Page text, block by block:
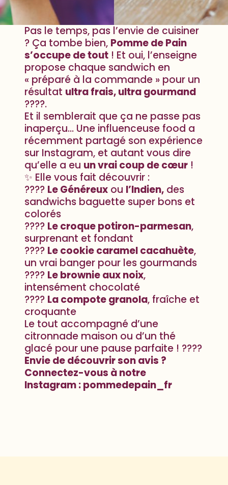
Pas le temps, pas l’envie de cuisiner
? Ça tombe bien, Pomme de Pain
s’occupe de tout ! Et oui, l’enseigne
propose chaque sandwich en
« préparé à la commande » pour un
résultat ultra frais, ultra gourmand
????.
Et il semblerait que ça ne passe pas
inaperçu… Une influenceuse food a
récemment partagé son expérience
sur Instagram, et autant vous dire
qu’elle a eu un vrai coup de cœur !
✨ Elle vous fait découvrir :
???? Le Généreux ou l’Indien, des
sandwichs baguette super bons et
colorés
???? Le croque potiron-parmesan,
surprenant et fondant
???? Le cookie caramel cacahuète,
un vrai banger pour les gourmands
???? Le brownie aux noix,
intensément chocolaté
???? La compote granola, fraîche et
croquante
Le tout accompagné d’une
citronnade maison ou d’un thé
glacé pour une pause parfaite ! ????
Envie de découvrir son avis ?
Connectez-vous à notre
Instagram : pommedepain_fr